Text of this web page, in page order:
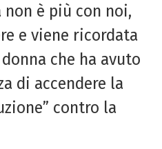
è più con noi,
e viene ricordata
che ha avuto
di accendere la
contro la